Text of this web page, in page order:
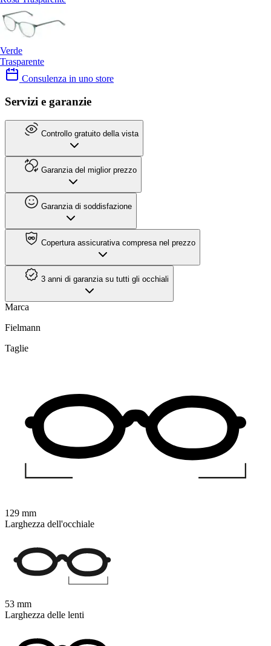
Verde
Trasparente
Consulenza in uno store
Servizi e garanzie
Controllo gratuito della vista
Garanzia del miglior prezzo
Garanzia di soddisfazione
Copertura assicurativa compresa nel prezzo
3 anni di garanzia su tutti gli occhiali
Marca
Fielmann
Taglie
129 mm
Larghezza dell'occhiale
53 mm
Larghezza delle lenti